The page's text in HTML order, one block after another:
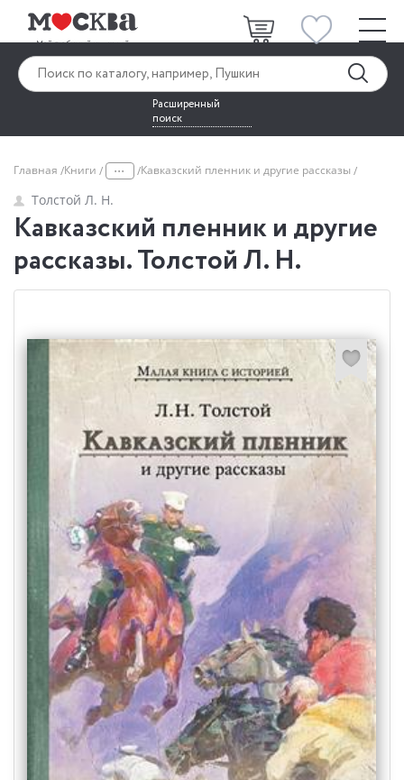
Расширенный
поиск
Главная Книги ... Кавказский пленник и другие рассказы
Толстой Л. Н.
Кавказский пленник и другие
рассказы. Толстой Л. Н.